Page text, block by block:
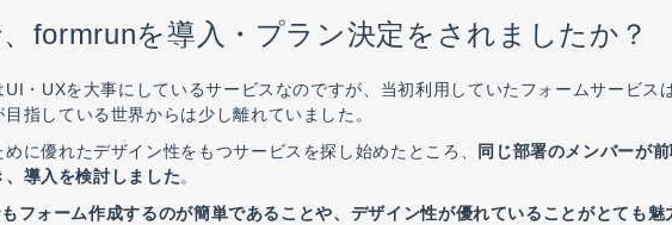
formrunを導入・プラン決定をされましたか？
UI・UXを大事にしているサービスなのですが、当初利用していたフォームサービス
指している世界からは少し離れていました。
に優れたデザイン性をもつサービスを探し始めたところ、
同じ部署のメンバーが
導入を検討しました。
フォーム作成するのが簡単であることや、デザイン性が優れていることがとても魅